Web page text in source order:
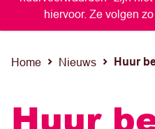
hiervoor. Ze volgen
Home Nieuws Huur
Huur